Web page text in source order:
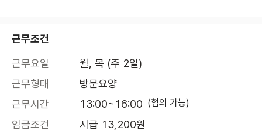
근무조건
근무요일
월, 목 (주 2일)
근무형태
방문요양
근무시간
13:00~16:00 (협의 가능)
임금조건
시급 13,200원